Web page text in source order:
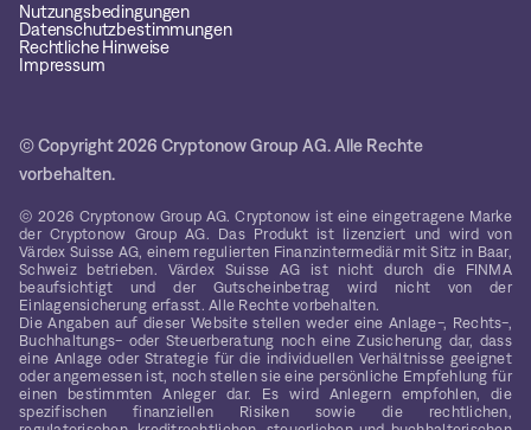
Nutzungsbedingungen
Datenschutzbestimmungen
Rechtliche Hinweise
Impressum
© Copyright 2026 Cryptonow Group AG. Alle Rechte
vorbehalten.
© 2026 Cryptonow Group AG. Cryptonow ist eine eingetragene Marke
der Cryptonow Group AG. Das Produkt ist lizenziert und wird von
Värdex Suisse AG, einem regulierten Finanzintermediär mit Sitz in Baar,
Schweiz betrieben. Värdex Suisse AG ist nicht durch die FINMA
beaufsichtigt und der Gutscheinbetrag wird nicht von der
Einlagensicherung erfasst. Alle Rechte vorbehalten.
Die Angaben auf dieser Website stellen weder eine Anlage-, Rechts-,
Buchhaltungs- oder Steuerberatung noch eine Zusicherung dar, dass
eine Anlage oder Strategie für die individuellen Verhältnisse geeignet
oder angemessen ist, noch stellen sie eine persönliche Empfehlung für
einen bestimmten Anleger dar. Es wird Anlegern empfohlen, die
spezifischen finanziellen Risiken sowie die rechtlichen,